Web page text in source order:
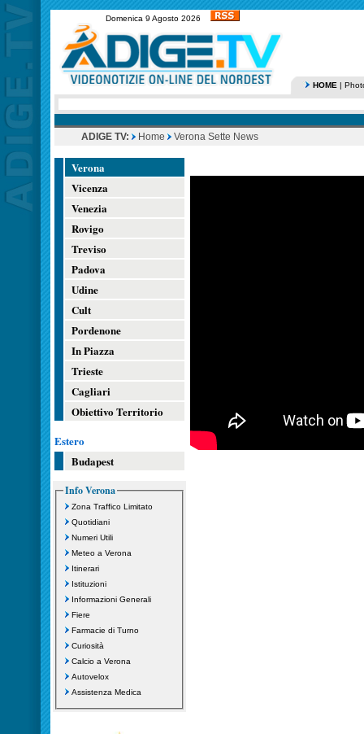
Domenica 9 Agosto 2026
HOME |
ADIGE TV: Home Verona Sette News
Verona
Vicenza
Venezia
Rovigo
Treviso
Padova
Udine
Cult
Pordenone
In Piazza
Trieste
Cagliari
Obiettivo Territorio
Estero
Budapest
Info Verona
Zona Traffico Limitato
Quotidiani
Numeri Utili
Meteo a Verona
Itinerari
Istituzioni
Informazioni Generali
Fiere
Farmacie di Turno
Curiosità
Calcio a Verona
Autovelox
Assistenza Medica